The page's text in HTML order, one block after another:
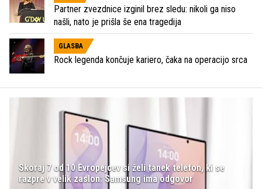
Partner zvezdnice izginil brez sledu: nikoli ga niso
našli, nato je prišla še ena tragedija
GLASBA
Rock legenda končuje kariero, čaka na operacijo srca
Skoraj 7 od 10 Evropejcev si želi tanek telefon, ki se
razpre v velik zaslon: Samsung ima odgovor